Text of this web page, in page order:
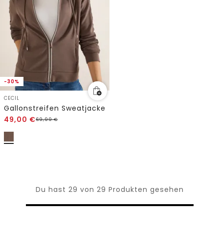
-30%
CECIL
Gallonstreifen Sweatjacke
49,00 €69,99€
Du hast 29 von 29 Produkten gesehen